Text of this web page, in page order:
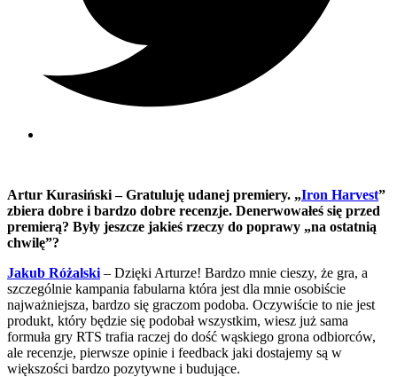
Artur Kurasiński – Gratuluję udanej premiery. „Iron Harvest”
zbiera dobre i bardzo dobre recenzje. Denerwowałeś się przed
premierą? Były jeszcze jakieś rzeczy do poprawy „na ostatnią
chwilę”?
Jakub Różalski – Dzięki Arturze! Bardzo mnie cieszy, że gra, a
szczególnie kampania fabularna która jest dla mnie osobiście
najważniejsza, bardzo się graczom podoba. Oczywiście to nie jest
produkt, który będzie się podobał wszystkim, wiesz już sama
formuła gry RTS trafia raczej do dość wąskiego grona odbiorców,
ale recenzje, pierwsze opinie i feedback jaki dostajemy są w
większości bardzo pozytywne i budujące.